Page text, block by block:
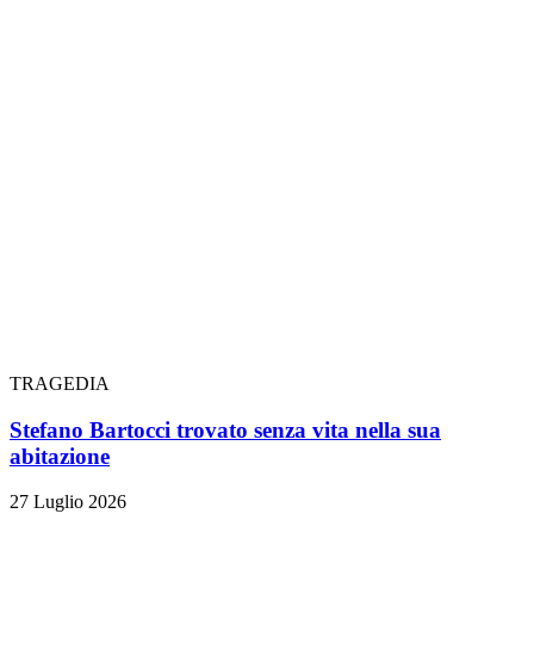
TRAGEDIA
Stefano Bartocci trovato senza vita nella sua
abitazione
27 Luglio 2026